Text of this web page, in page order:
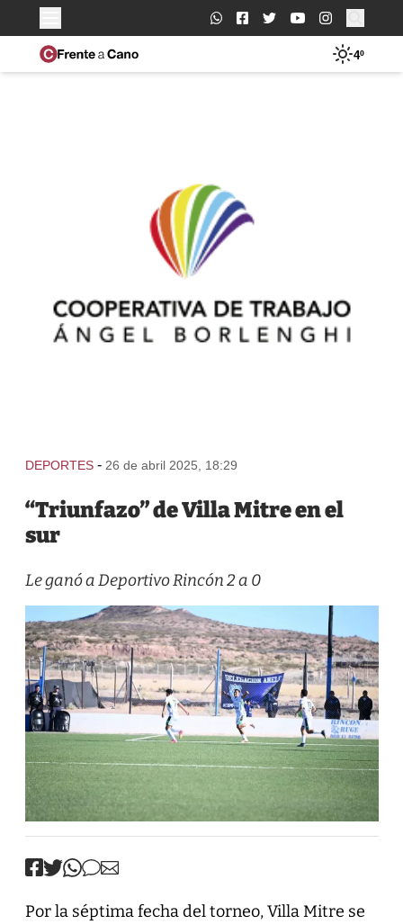
Buscar:
4º
DEPORTES - 26 de abril 2025, 18:29
“Triunfazo” de Villa Mitre en el
sur
Le ganó a Deportivo Rincón 2 a 0
Por la séptima fecha del torneo, Villa Mitre se